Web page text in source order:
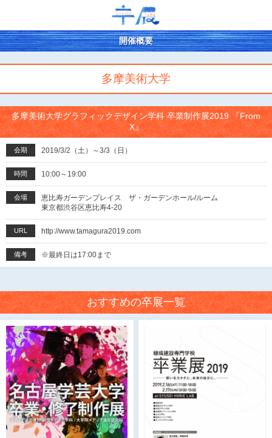
開催概要
多摩美術大学
多摩美術大学グラフィックデザイン学科 卒業制作展2019 『From
X』
会期 2019/3/2（土）～3/3（日）
時間 10:00～19:00
会場
恵比寿ガーデンプレイス ザ・ガーデンホール/ルーム
東京都渋谷区恵比寿4-20
URL http://www.tamagura2019.com
備考 ※最終日は17:00まで
おすすめの卒展一覧